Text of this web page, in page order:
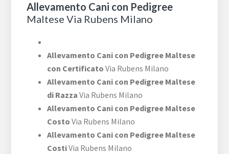
Allevamento Cani con Pedigree
Maltese Via Rubens Milano
Allevamento Cani con Pedigree Maltese
con Certificato Via Rubens Milano
Allevamento Cani con Pedigree Maltese
di Razza Via Rubens Milano
Allevamento Cani con Pedigree Maltese
Costo Via Rubens Milano
Allevamento Cani con Pedigree Maltese
CostiVia Rubens Milano